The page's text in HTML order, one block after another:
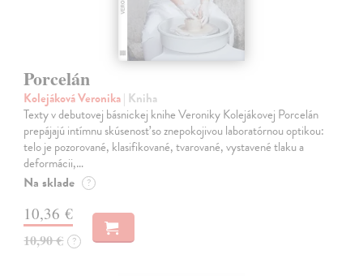
Porcelán
Kolejáková Veronika| Kniha
Texty v debutovej básnickej knihe Veroniky Kolejákovej Porcelán
prepájajú intímnu skúsenosť so znepokojivou laboratórnou optikou:
telo je pozorované, klasifikované, tvarované, vystavené tlaku a
deformácii,…
Na sklade ?
10,36 €
10,90 € ?